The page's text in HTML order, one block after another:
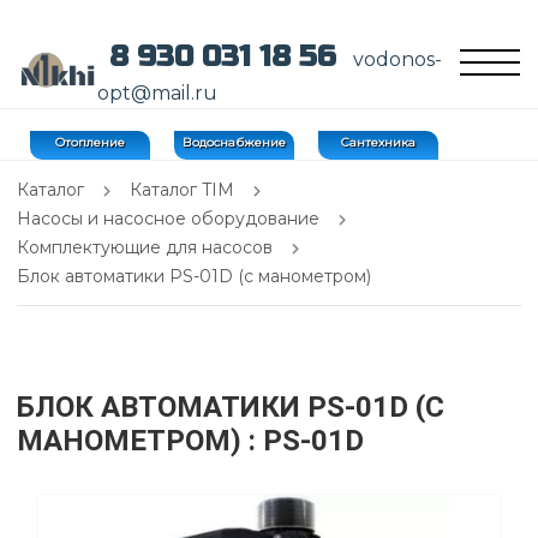
8 930 031 18 56
vodonos-
opt@mail.ru
Отопление Водоснабжение Сантехника
Каталог
Каталог TIM
Насосы и насосное оборудование
Комплектующие для насосов
Блок автоматики PS-01D (с манометром)
БЛОК АВТОМАТИКИ PS-01D (С
МАНОМЕТРОМ) : PS-01D